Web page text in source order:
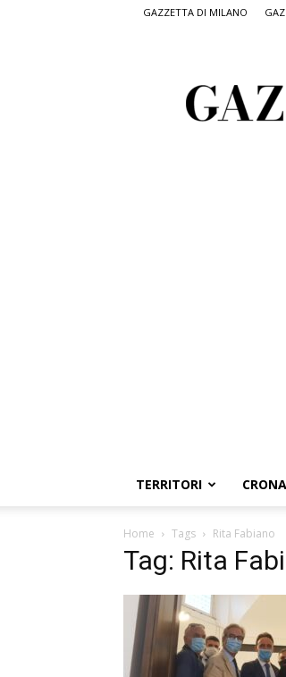
GAZZETTA DI MILANO
TERRITORI
Home Tags Rita Fabiano
Tag: Rita